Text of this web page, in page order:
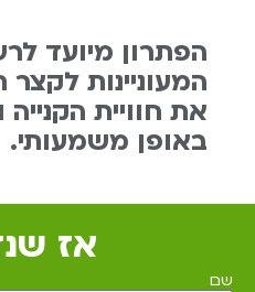
הפתרון מיועד
המעוניינות
את חוויית
באופן משמעותי.
אז
שם